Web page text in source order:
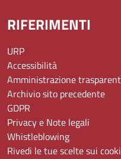
RIFERIMENTI
URP
Accessibilità
Amministrazione
Archivio sito precedente
GDPR
Privacy e Note legali
Whistleblowing
Rivedi le tue scelte sui